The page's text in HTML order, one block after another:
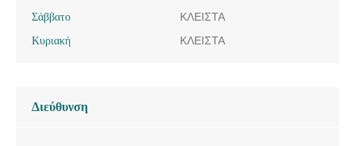
Σάββατο
ΚΛΕΙΣΤΑ
Κυριακή
ΚΛΕΙΣΤΑ
Διεύθυνση